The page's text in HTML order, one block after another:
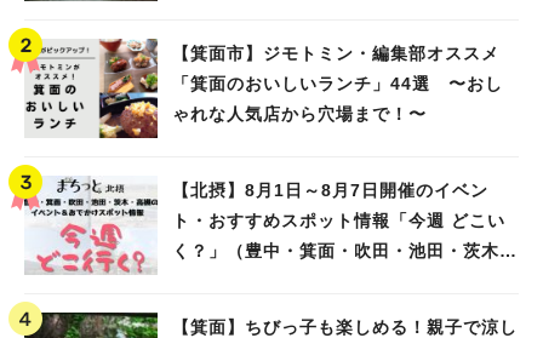
【箕面市】ジモトミン・編集部オススメ
「箕面のおいしいランチ」44選 〜おし
ゃれな人気店から穴場まで！〜
【北摂】8月1日～8月7日開催のイベン
ト・おすすめスポット情報「今週 どこい
く？」（豊中・箕面・吹田・池田・茨木・
【箕面】ちびっ子も楽しめる！親子で涼し